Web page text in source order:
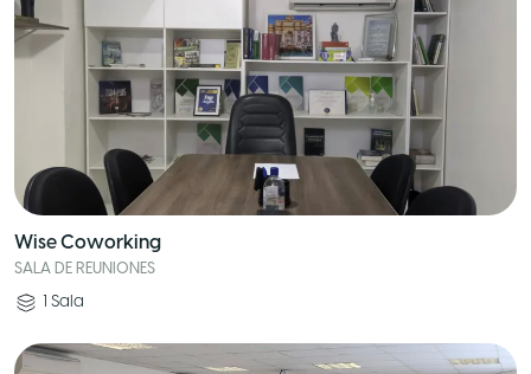
Wise Coworking
SALA DE REUNIONES
1 Sala